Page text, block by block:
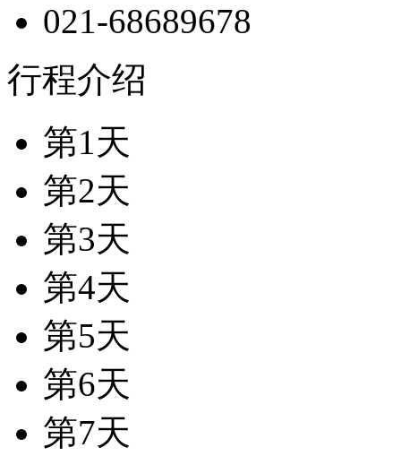
021-68689678
行程介绍
第1天
第2天
第3天
第4天
第5天
第6天
第7天